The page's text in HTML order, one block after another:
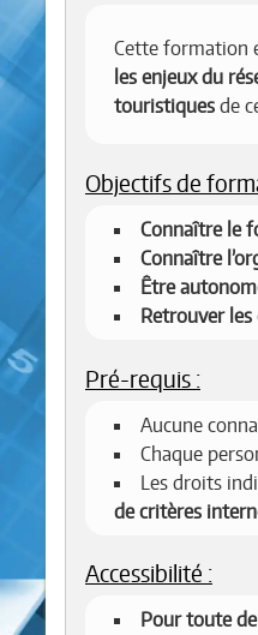
Cette formation
les enjeux du
touristiques de
Objectifs de
Connaître le
Connaître
Être
Retrouver les
Pré-requis :
Aucune
Chaque
Les droits
de critères
Accessibilité :
Pour toute